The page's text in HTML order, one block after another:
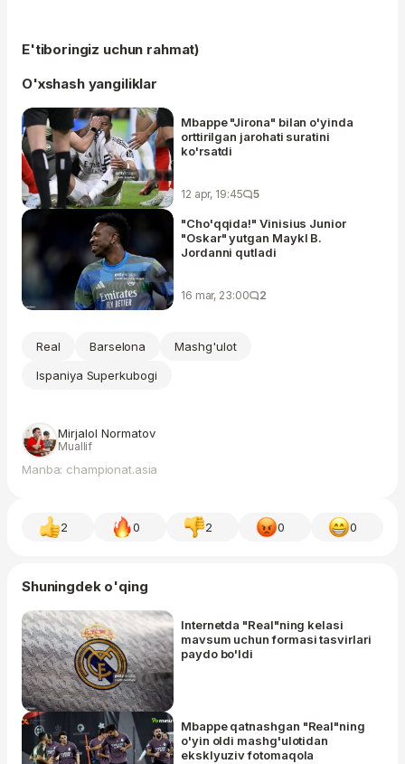
E'tiboringiz uchun rahmat)
O'xshash yangiliklar
Mbappe "Jirona" bilan o'yinda
orttirilgan jarohati suratini
ko'rsatdi
12 apr, 19:45 5
"Cho'qqida!" Vinisius Junior
"Oskar" yutgan Maykl B.
Jordanni qutladi
16 mar, 23:00 2
Real Barselona
Mashg'ulot
Ispaniya Superkubogi
Mirjalol Normatov
Muallif
Manba: championat.asia
2 0 2 0 0
Shuningdek o'qing
Internetda "Real"ning kelasi
mavsum uchun formasi tasvirlari
paydo bo'ldi
Mbappe qatnashgan "Real"ning
o'yin oldi mashg'ulotidan
eksklyuziv fotomaqola